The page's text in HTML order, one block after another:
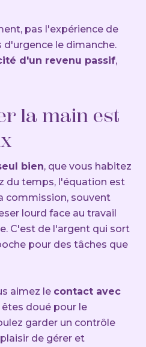
pas l'expérience de
d'urgence le dimanche.
d'un revenu passif,
la main est
bien, que vous habitez
du temps, l'équation est
commission, souvent
lourd face au travail
C'est de l'argent qui sort
pour des tâches que
aimez le contact avec
êtes doué pour le
garder un contrôle
de gérer et